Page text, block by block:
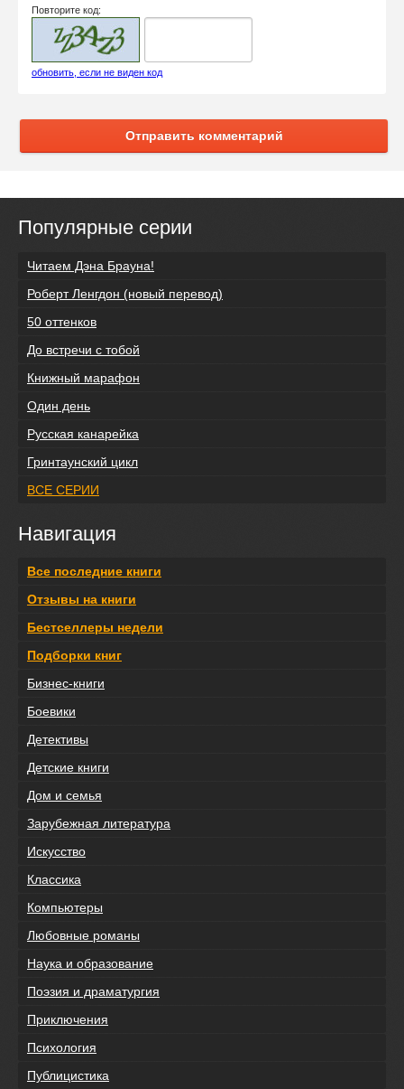
Повторите код:
обновить, если не виден код
Отправить комментарий
Популярные серии
Читаем Дэна Брауна!
Роберт Ленгдон (новый перевод)
50 оттенков
До встречи с тобой
Книжный марафон
Один день
Русская канарейка
Гринтаунский цикл
ВСЕ СЕРИИ
Навигация
Все последние книги
Отзывы на книги
Бестселлеры недели
Подборки книг
Бизнес-книги
Боевики
Детективы
Детские книги
Дом и семья
Зарубежная литература
Искусство
Классика
Компьютеры
Любовные романы
Наука и образование
Поэзия и драматургия
Приключения
Психология
Публицистика